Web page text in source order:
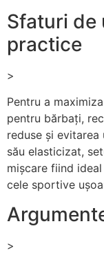
Sfaturi de
practice
>
Pentru a
pentru bărbați,
reduse și
său elasticizat,
mișcare fiind
cele sportive
>